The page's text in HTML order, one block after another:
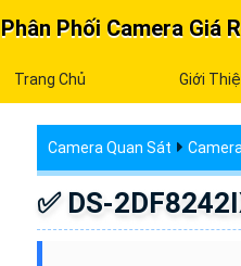
Phân Phối Camera Giá
Trang Chủ Giới
Camera Quan Sát
✅ DS-